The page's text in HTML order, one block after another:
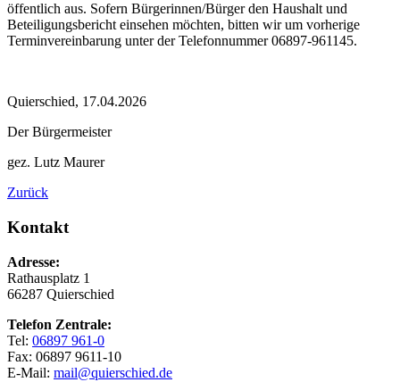
öffentlich aus. Sofern Bürgerinnen/Bürger den Haushalt und
Beteiligungsbericht einsehen möchten, bitten wir um vorherige
Terminvereinbarung unter der Telefonnummer 06897-961145.
Quierschied, 17.04.2026
Der Bürgermeister
gez. Lutz Maurer
Zurück
Kontakt
Adresse:
Rathausplatz 1
66287 Quierschied
Telefon Zentrale:
Tel: 06897 961-0
Fax: 06897 9611-10
E-Mail: mail@quierschied.de